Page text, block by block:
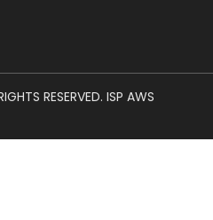
RESERVED. ISP AWS